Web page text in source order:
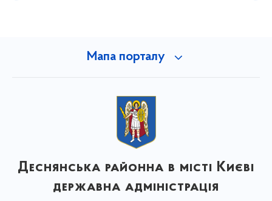
Мапа порталу
Деснянська районна в місті Києві
державна адміністрація